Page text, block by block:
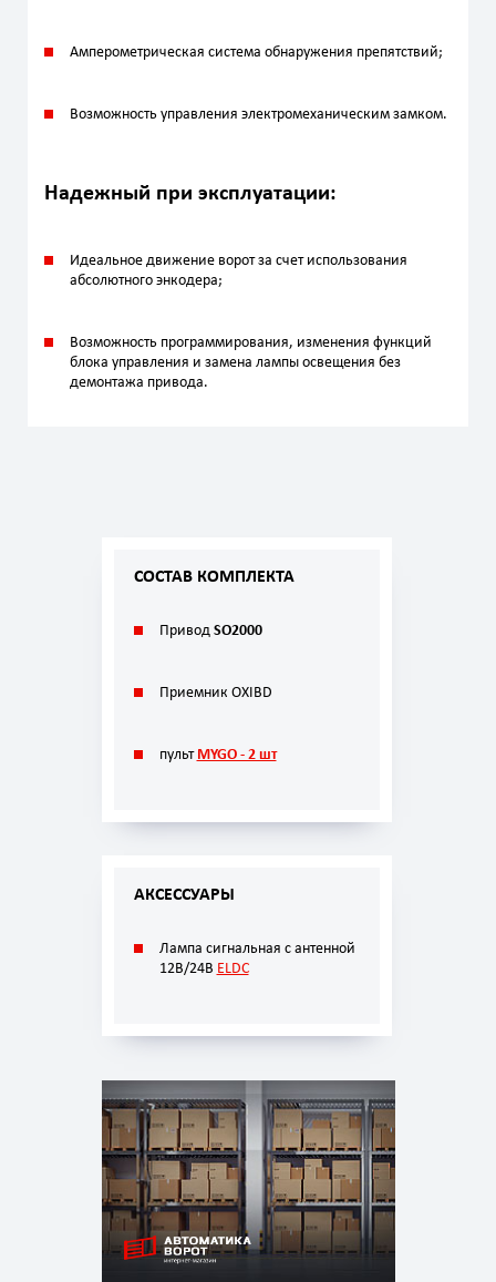
СОСТАВ КОМПЛЕКТА
ПриводSO2000
Приемник OXIBD
пульт MYGO - 2 шт
АКСЕССУАРЫ
Лампа сигнальная с антенной
12В/24В ELDC
Амперометрическая система обнаружения препятствий;
Возможность управления электромеханическим замком.
Надежный при эксплуатации:
Идеальное движение ворот за счет использования
абсолютного энкодера;
Возможность программирования, изменения функций
блока управления и замена лампы освещения без
демонтажа привода.